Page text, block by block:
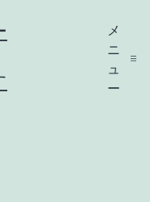
メ
ニ
ュ
ー